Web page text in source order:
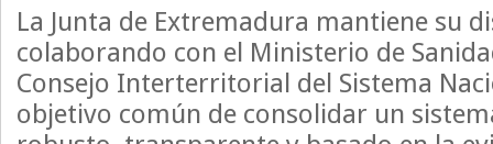
La Junta de Extremadura mantiene su
colaborando con el Ministerio de
Consejo Interterritorial del Sistema
objetivo común de consolidar un